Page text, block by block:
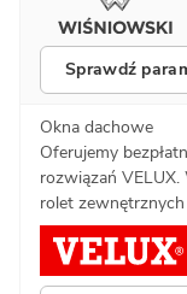
Sprawdź
Okna dachowe
Oferujemy
rozwiązań
rolet